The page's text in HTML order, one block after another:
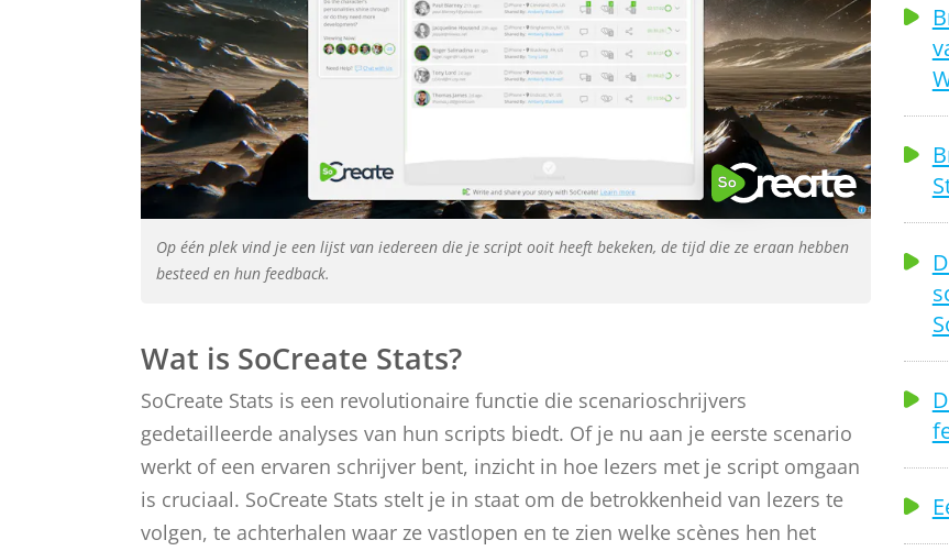
Op één plek vind je een lijst van iedereen die je script ooit heeft bekeken, de tijd die ze eraan hebben
besteed en hun feedback.
Wat is SoCreate Stats?
SoCreate Stats is een revolutionaire functie die scenarioschrijvers
gedetailleerde analyses van hun scripts biedt. Of je nu aan je eerste scenario
werkt of een ervaren schrijver bent, inzicht in hoe lezers met je script omgaan
is cruciaal. SoCreate Stats stelt je in staat om de betrokkenheid van lezers te
volgen, te achterhalen waar ze vastlopen en te zien welke scènes hen het